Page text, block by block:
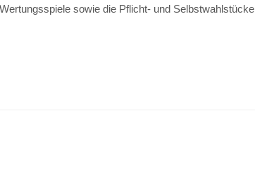
sowie die Pflicht- und Selbstwahlstücke